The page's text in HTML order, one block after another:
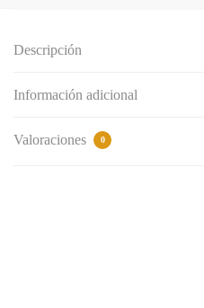
Descripción
Información adicional
Valoraciones 0